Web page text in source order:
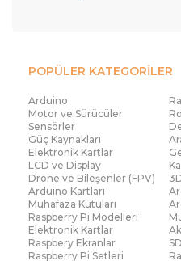
POPÜLER KATEGORİLER
Arduino
Motor ve Sürücüler
Sensörler
Güç Kaynakları
Elektronik Kartlar
LCD ve Display
Drone ve Bileşenler (FPV)
Arduino Kartları
Muhafaza Kutuları
Raspberry Pi Modelleri
Elektronik Kartlar
Raspbery Ekranlar
Raspberry Pi Setleri